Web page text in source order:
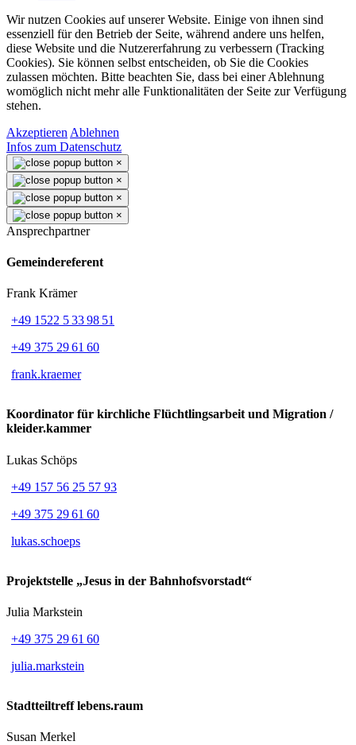
Wir nutzen Cookies auf unserer Website. Einige von ihnen sind
essenziell für den Betrieb der Seite, während andere uns helfen,
diese Website und die Nutzererfahrung zu verbessern (Tracking
Cookies). Sie können selbst entscheiden, ob Sie die Cookies
zulassen möchten. Bitte beachten Sie, dass bei einer Ablehnung
womöglich nicht mehr alle Funktionalitäten der Seite zur Verfügung
stehen.
Akzeptieren Ablehnen
Infos zum Datenschutz
×
×
×
×
Ansprechpartner
Gemeindereferent
Frank Krämer
+49 1522 5 33 98 51
+49 375 29 61 60
frank.kraemer
Koordinator für kirchliche Flüchtlingsarbeit und Migration /
kleider.kammer
Lukas Schöps
+49 157 56 25 57 93
+49 375 29 61 60
lukas.schoeps
Projektstelle „Jesus in der Bahnhofsvorstadt“
Julia Markstein
+49 375 29 61 60
julia.markstein
Stadtteiltreff lebens.raum
Susan Merkel